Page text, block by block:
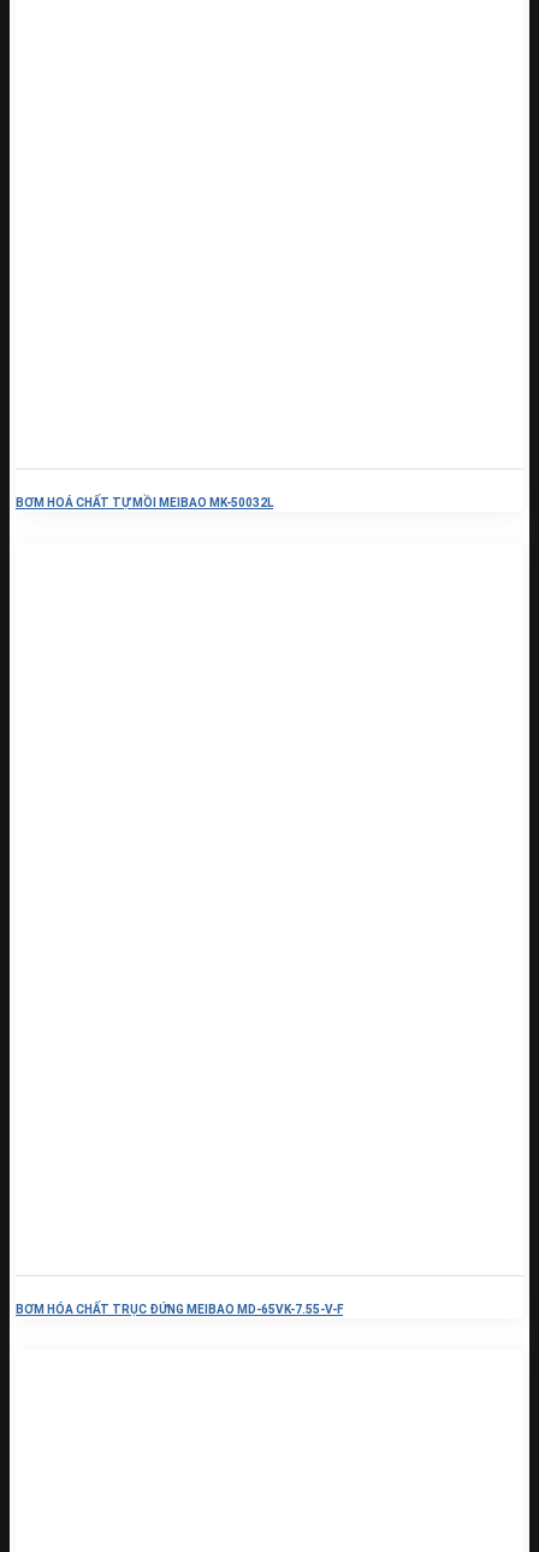
BƠM HOÁ CHẤT TỰ MỒI MEIBAO MK-50032L
BƠM HÓA CHẤT TRỤC ĐỨNG MEIBAO MD-65VK-7.55-V-F